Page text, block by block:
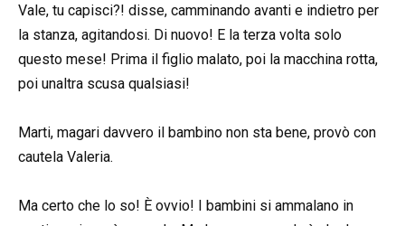
Vale, tu capisci?! disse, camminando avanti e indietro per
la stanza, agitandosi. Di nuovo! E la terza volta solo
questo mese! Prima il figlio malato, poi la macchina rotta,
poi unaltra scusa qualsiasi!
Marti, magari davvero il bambino non sta bene, provò con
cautela Valeria.
Ma certo che lo so! È ovvio! I bambini si ammalano in